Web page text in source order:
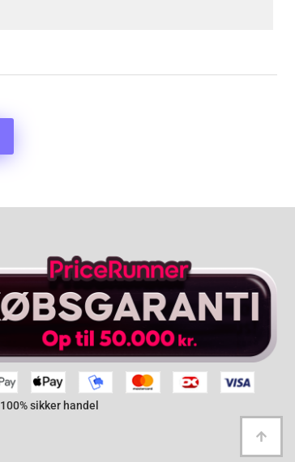
100% sikker handel